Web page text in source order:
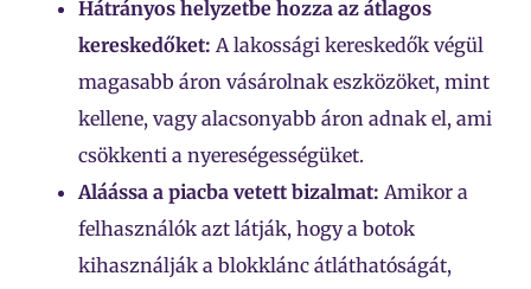
Hátrányos helyzetbe hozza az átlagos
kereskedőket: A lakossági kereskedők végül
magasabb áron vásárolnak eszközöket, mint
kellene, vagy alacsonyabb áron adnak el, ami
csökkenti a nyereségességüket.
Aláássa a piacba vetett bizalmat: Amikor a
felhasználók azt látják, hogy a botok
kihasználják a blokklánc átláthatóságát,